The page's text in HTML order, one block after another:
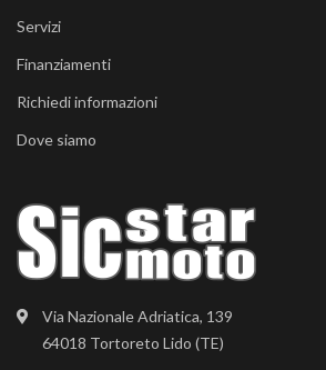
Via Nazionale Adriatica, 139
64018 Tortoreto Lido (TE)
Servizi
Finanziamenti
Richiedi informazioni
Dove siamo